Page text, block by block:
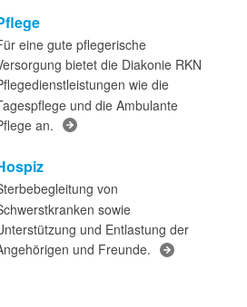
eine gute pflegerische
bietet die Diakonie RKN
wie die
und die Ambulante
an.
von
sowie
und Entlastung der
und Freunde.